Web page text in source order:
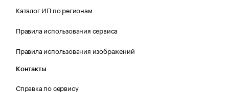
Каталог ИП по регионам
Правила использования сервиса
Правила использования изображений
Контакты
Справка по сервису